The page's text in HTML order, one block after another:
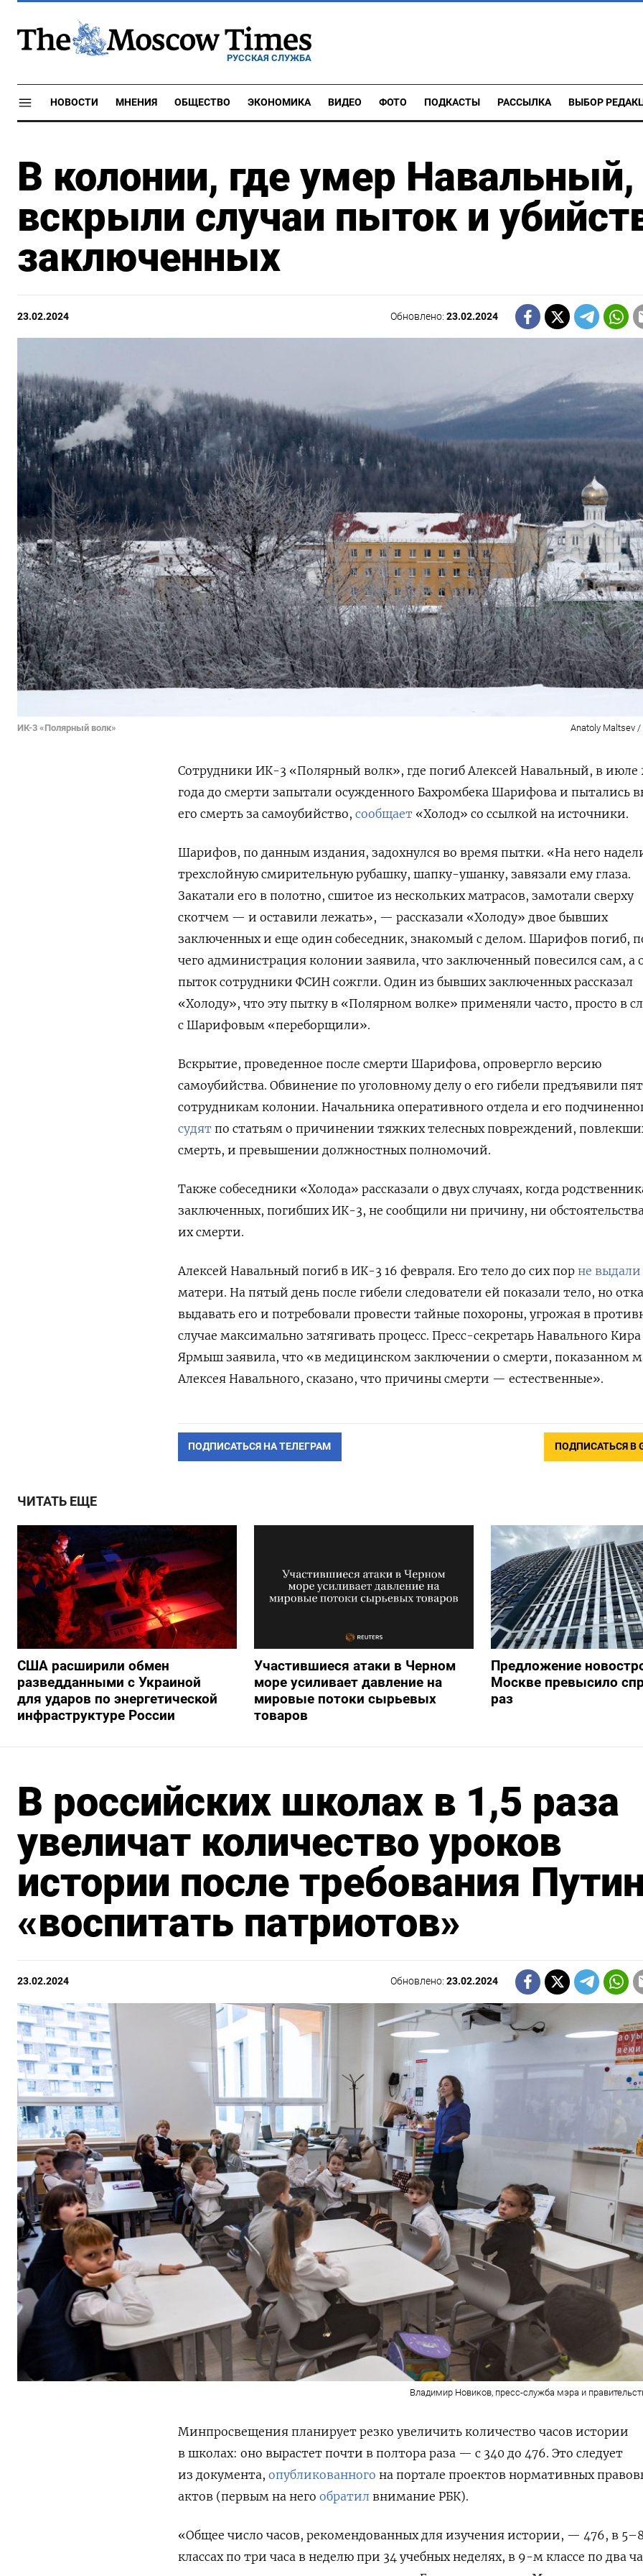
РУССКАЯ СЛУЖБА
НОВОСТИ МНЕНИЯ ОБЩЕСТВО ЭКОНОМИКА ВИДЕО ФОТО ПОДКАСТЫ РАССЫЛКА ВЫБОР
В колонии, где умер Навальный,
вскрыли случаи пыток и
заключенных
23.02.2024 Обновлено:23.02.2024
ИК-3 «Полярный волк» Anatoly Maltsev /
Сотрудники ИК-3 «Полярный волк», где погиб Алексей Навальный, в июле
года до смерти запытали осужденного Бахромбека Шарифова и пытались
его смерть за самоубийство, сообщает «Холод» со ссылкой на источники.
Шарифов, по данным издания, задохнулся во время пытки. «На него
трехслойную смирительную рубашку, шапку-ушанку, завязали ему глаза.
Закатали его в полотно, сшитое из нескольких матрасов, замотали сверху
скотчем — и оставили лежать», — рассказали «Холоду» двое бывших
заключенных и еще один собеседник, знакомый с делом. Шарифов погиб,
чего администрация колонии заявила, что заключенный повесился сам, а
пыток сотрудники ФСИН сожгли. Один из бывших заключенных рассказал
«Холоду», что эту пытку в «Полярном волке» применяли часто, просто в
с Шарифовым «переборщили».
Вскрытие, проведенное после смерти Шарифова, опровергло версию
самоубийства. Обвинение по уголовному делу о его гибели предъявили
сотрудникам колонии. Начальника оперативного отдела и его
судят по статьям о причинении тяжких телесных повреждений,
смерть, и превышении должностных полномочий.
Также собеседники «Холода» рассказали о двух случаях, когда
заключенных, погибших ИК-3, не сообщили ни причину, ни обстоятельства
их смерти.
Алексей Навальный погиб в ИК-3 16 февраля. Его тело до сих пор не выдали
матери. На пятый день после гибели следователи ей показали тело, но
выдавать его и потребовали провести тайные похороны, угрожая в
случае максимально затягивать процесс. Пресс-секретарь Навального Кира
Ярмыш заявила, что «в медицинском заключении о смерти, показанном
Алексея Навального, сказано, что причины смерти — естественные».
ПОДПИСАТЬСЯ НА ТЕЛЕГРАМ ПОДПИСАТЬСЯ В
ЧИТАТЬ ЕЩЕ
США расширили обмен
разведданными с Украиной
для ударов по энергетической
инфраструктуре России
Участившиеся атаки в Черном
море усиливает давление на
мировые потоки сырьевых
товаров
Предложение
Москве превысило
раз
В российских школах в 1,5 раза
увеличат количество уроков
истории после требования
«воспитать патриотов»
23.02.2024 Обновлено:23.02.2024
Владимир Новиков, пресс-служба мэра и
Минпросвещения планирует резко увеличить количество часов истории
в школах: оно вырастет почти в полтора раза — с 340 до 476. Это следует
из документа, опубликованного на портале проектов нормативных
актов (первым на него обратил внимание РБК).
«Общее число часов, рекомендованных для изучения истории, — 476, в
классах по три часа в неделю при 34 учебных неделях, в 9-м классе по два